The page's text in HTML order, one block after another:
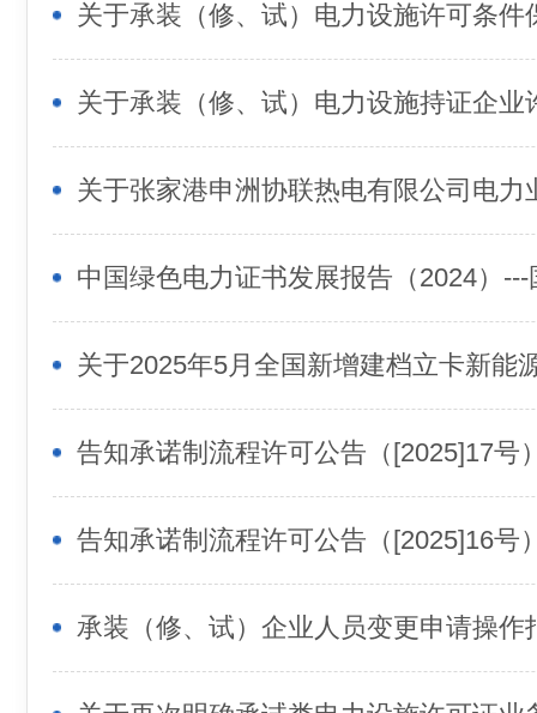
中国绿色电力证书发展报告（2024）
告知承诺制流程许可公告（[2025]17号
告知承诺制流程许可公告（[2025]16号
承装（修、试）企业人员变更申请操作